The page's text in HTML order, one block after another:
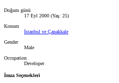
Doğum günü
17 Eyl 2000 (Yaş: 25)
Konum
İstanbul ve Çanakkale
Gender
Male
Occupation
Developer
İmza Seçenekleri